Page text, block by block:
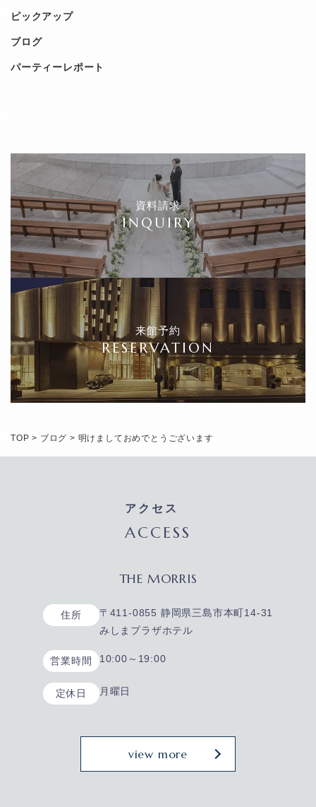
ピックアップ
ブログ
パーティーレポート
資料請求
INQUIRY
来館予約
RESERVATION
TOP > ブログ > 明けましておめでとうございます
アクセス
ACCESS
THE MORRIS
住所
〒411-0855 静岡県三島市本町14-31
みしまプラザホテル
営業時間 10:00～19:00
定休日 月曜日
view more